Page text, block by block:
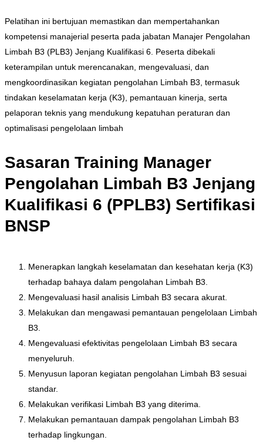
Pelatihan ini bertujuan memastikan dan mempertahankan
kompetensi manajerial peserta pada jabatan Manajer Pengolahan
Limbah B3 (PLB3) Jenjang Kualifikasi 6. Peserta dibekali
keterampilan untuk merencanakan, mengevaluasi, dan
mengkoordinasikan kegiatan pengolahan Limbah B3, termasuk
tindakan keselamatan kerja (K3), pemantauan kinerja, serta
pelaporan teknis yang mendukung kepatuhan peraturan dan
optimalisasi pengelolaan limbah
Sasaran Training Manager
Pengolahan Limbah B3 Jenjang
Kualifikasi 6 (PPLB3) Sertifikasi
BNSP
Menerapkan langkah keselamatan dan kesehatan kerja (K3)
terhadap bahaya dalam pengolahan Limbah B3.
Mengevaluasi hasil analisis Limbah B3 secara akurat.
Melakukan dan mengawasi pemantauan pengelolaan Limbah
B3.
Mengevaluasi efektivitas pengelolaan Limbah B3 secara
menyeluruh.
Menyusun laporan kegiatan pengolahan Limbah B3 sesuai
standar.
Melakukan verifikasi Limbah B3 yang diterima.
Melakukan pemantauan dampak pengolahan Limbah B3
terhadap lingkungan.